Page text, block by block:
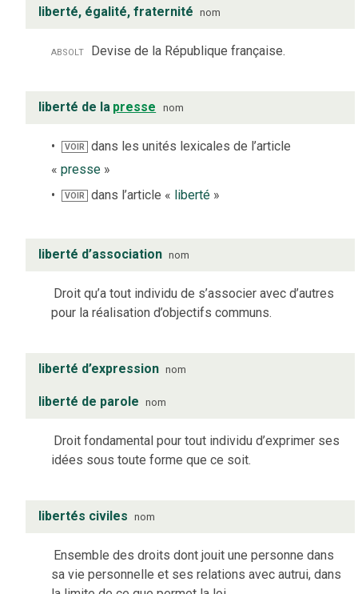
liberté, égalité, fraternité nom
absolt Devise de la République française.
liberté de la presse nom
VOIR
dans les unités lexicales de l’article
« presse »
VOIR dans l’article « liberté »
liberté d’association nom
Droit qu’a tout individu de s’associer avec d’autres
pour la réalisation d’objectifs communs.
liberté d’expression nom
liberté de parole nom
Droit fondamental pour tout individu d’exprimer ses
idées sous toute forme que ce soit.
libertés civiles nom
Ensemble des droits dont jouit une personne dans
sa vie personnelle et ses relations avec autrui, dans